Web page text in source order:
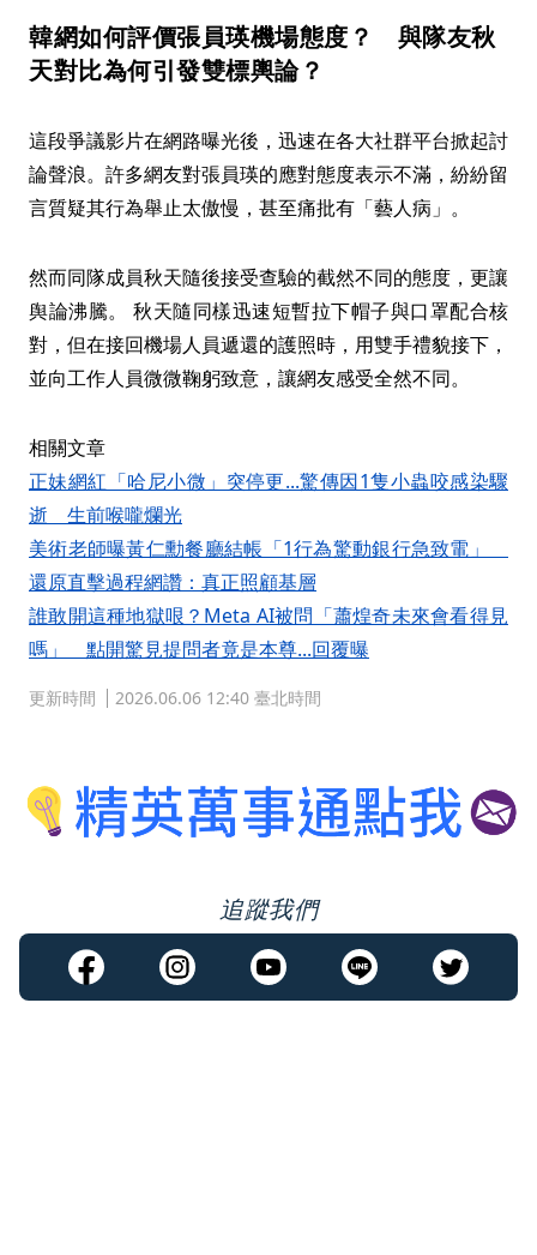
韓網如何評價張員瑛機場態度？ 與隊友秋
天對比為何引發雙標輿論？
這段爭議影片在網路曝光後，迅速在各大社群平台掀起討
論聲浪。許多網友對張員瑛的應對態度表示不滿，紛紛留
言質疑其行為舉止太傲慢，甚至痛批有「藝人病」。
然而同隊成員秋天隨後接受查驗的截然不同的態度，更讓
舆論沸騰。 秋天隨同樣迅速短暫拉下帽子與口罩配合核
對，但在接回機場人員遞還的護照時，用雙手禮貌接下，
並向工作人員微微鞠躬致意，讓網友感受全然不同。
相關文章
正妹網紅「哈尼小微」突停更...驚傳因1隻小蟲咬感染驟
逝 生前喉嚨爛光
美術老師曝黃仁勳餐廳結帳「1行為驚動銀行急致電」
還原直擊過程網讚：真正照顧基層
誰敢開這種地獄哏？Meta AI被問「蕭煌奇未來會看得見
嗎」 點開驚見提問者竟是本尊...回覆曝
更新時間 2026.06.06 12:40 臺北時間
追蹤我們